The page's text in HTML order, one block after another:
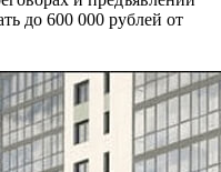
до 600 000 рублей от